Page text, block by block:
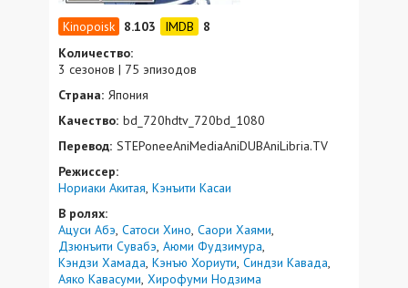
8.103
8
Количество:
3 сезонов | 75 эпизодов
Страна: Япония
Качество: bd_720hdtv_720bd_1080
Перевод: STEPoneeAniMediaAniDUBAniLibria.TV
Режиссер:
Нориаки Акитая Кэнъити Касаи
В ролях:
Ацуси Абэ Сатоси Хино Саори Хаями
Дзюнъити Сувабэ Аюми Фудзимура
Кэндзи Хамада Кэнъю Хориути Синдзи Кавада
Аяко Кавасуми Хирофуми Нодзима